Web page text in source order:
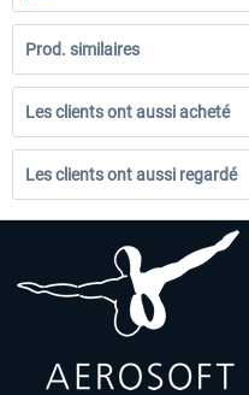
Prod. similaires
Les clients ont aussi acheté
Les clients ont aussi regardé